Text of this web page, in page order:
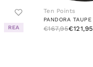
REA
Ten Points
PANDORA TAUPE
€167,95€121,95